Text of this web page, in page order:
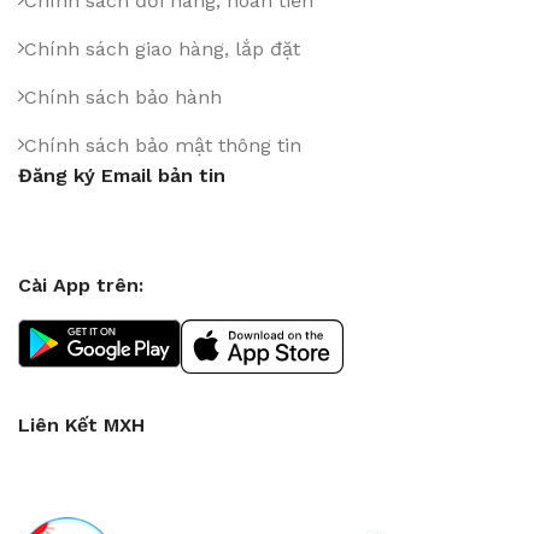
Chính sách giao hàng, lắp đặt
Chính sách bảo hành
Chính sách bảo mật thông tin
Đăng ký Email bản tin
Cài App trên:
Liên Kết MXH